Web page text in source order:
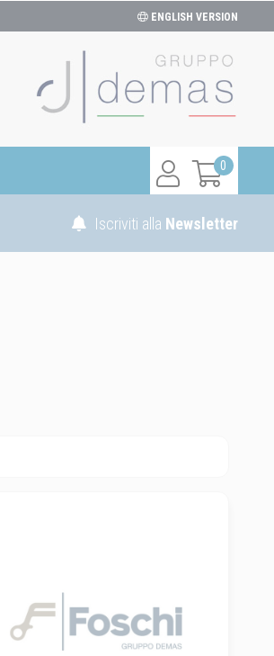
ENGLISH VERSION
0
Iscriviti alla Newsletter